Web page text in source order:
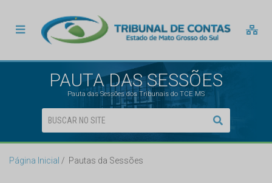
PAUTA DAS SESSÕES
Pauta das Sessões dos Tribunais do TCE MS
Página Inicial Pautas da Sessões